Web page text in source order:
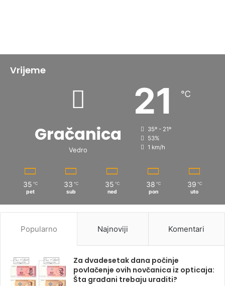
Vrijeme
Gračanica
Vedro
21 ℃
35º - 21º
53%
1 km/h
35 ℃
pet
33 ℃
sub
35 ℃
ned
38 ℃
pon
39 ℃
uto
Popularno Najnoviji Komentari
Za dvadesetak dana počinje
povlačenje ovih novčanica iz opticaja:
Šta građani trebaju uraditi?